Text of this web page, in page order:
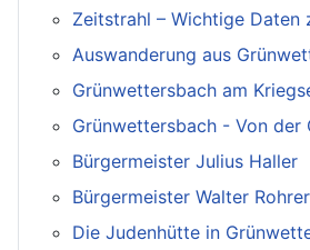
Zeitstrahl – Wichtige Daten
Auswanderung aus
Grünwettersbach am
Grünwettersbach - Von der
Bürgermeister Julius Haller
Bürgermeister Walter Rohrer
Die Judenhütte in